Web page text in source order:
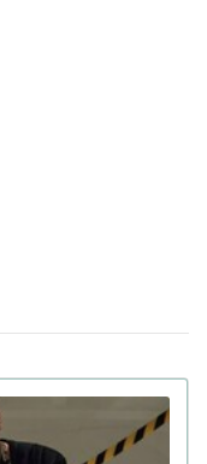
нового кліпу
з новою